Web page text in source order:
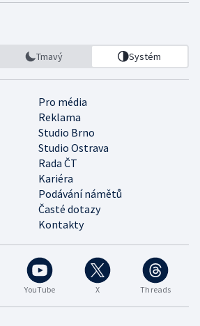
Tmavý Systém
Pro média
Reklama
Studio Brno
Studio Ostrava
Rada ČT
Kariéra
Podávání námětů
Časté dotazy
Kontakty
YouTube X Threads